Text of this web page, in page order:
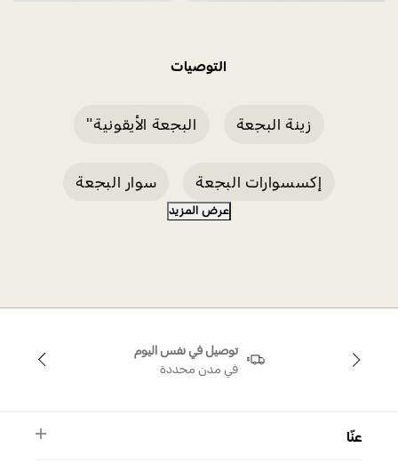
التوصيات
زينة البجعة البجعة الأيقونية"
إكسسوارات البجعة سوار البجعة
قلادة البجعة الرمادية
عرض المزيد
توصيل في نفس اليوم
في مدن محددة
عنّا